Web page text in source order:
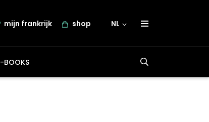
mijn frankrijk shop NL
over frankrijk.nl
BOOKS